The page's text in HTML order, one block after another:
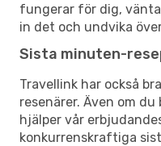
fungerar för dig,
in det och undvika
Sista minuten-
Travellink har också
resenärer. Även om
hjälper vår
konkurrenskraftiga